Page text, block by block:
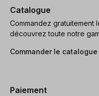
Catalogue
Commandez gratuitement
découvrez toute notre
Commander le catalogue
Paiement